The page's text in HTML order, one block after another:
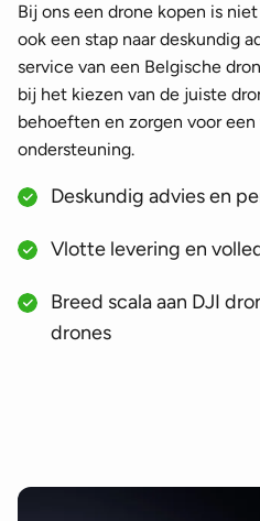
Bij ons een drone kopen is
ook een stap naar deskundig
service van een Belgische
bij het kiezen van de juiste
behoeften en zorgen voor
ondersteuning.
Deskundig advies en
Vlotte levering en
Breed scala aan DJI
drones